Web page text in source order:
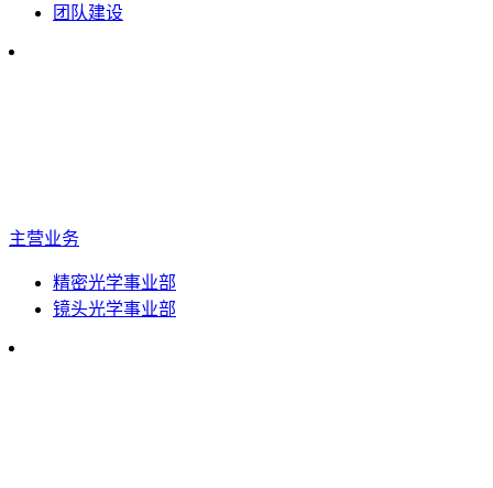
团队建设
主营业务
精密光学事业部
镜头光学事业部